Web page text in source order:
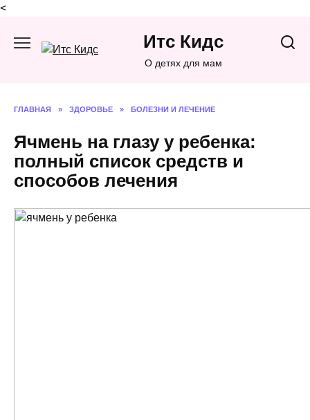
<
содержанию
Итс Кидс
О детях для мам
ГЛАВНАЯ » ЗДОРОВЬЕ » БОЛЕЗНИ И ЛЕЧЕНИЕ
Ячмень на глазу у ребенка:
полный список средств и
способов лечения